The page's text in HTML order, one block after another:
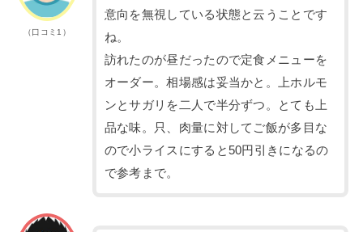
（口コミ1）
意向を無視している状態と云うことです
ね。
訪れたのが昼だったので定食メニューを
オーダー。相場感は妥当かと。上ホルモ
ンとサガリを二人で半分ずつ。とても上
品な味。只、肉量に対してご飯が多目な
ので小ライスにすると50円引きになるの
で参考まで。